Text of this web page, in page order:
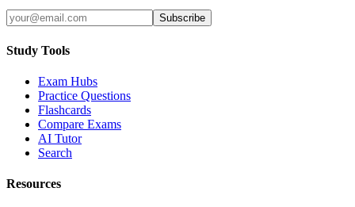
Subscribe
Study Tools
Exam Hubs
Practice Questions
Flashcards
Compare Exams
AI Tutor
Search
Resources